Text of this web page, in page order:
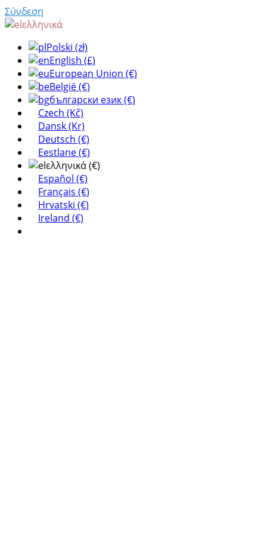
Σύνδεση
ελληνικά
Polski (zł)
English (£)
European Union (€)
België (€)
български език (€)
Czech (Kč)
Dansk (Kr)
Deutsch (€)
Eestlane (€)
ελληνικά (€)
Español (€)
Français (€)
Hrvatski (€)
Ireland (€)